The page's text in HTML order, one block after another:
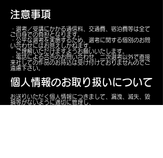
​注意事項
・選考／受講にかかる通信料、交通費、宿泊費等は全て
ご自身での負担となります。
・公平な選考を実施するため、選考に関する個別のお問
い合わせにはお答えしかねます。
ご理解いただけますようお願いいたします。
・電話による合否のお問い合わせ、二次選考以外で直接
来社しての作品のお持込は受け付けておりませんのでご
遠慮下さい。
個人情報のお取り扱いについて
お送りいただく個人情報につきまして、漏洩、滅失、毀
損等がないように適切に管理し、